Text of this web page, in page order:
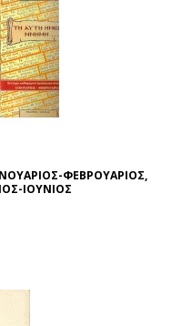
ΦΕΒΡΟΥΑΡΙΟΣ,
ΙΟΥΝΙΟΣ